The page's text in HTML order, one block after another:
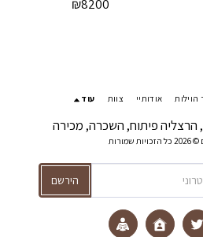
בריכת שחייה ,חדר כושר,ספא,
#בתייוקרה #מגרשלמכירה
#השכרהבהרצליהפיתוח
#מכירהבהרצליהפיתוח #ישראל
#וילהמפוארת www.aayafit-
villa.co.il www.aayafit-
marina.co.il
₪8200
הרצליה פיתוח, השכרה, מכירה
שמורות
הוילות אודותיי צוות עוד
הירשם